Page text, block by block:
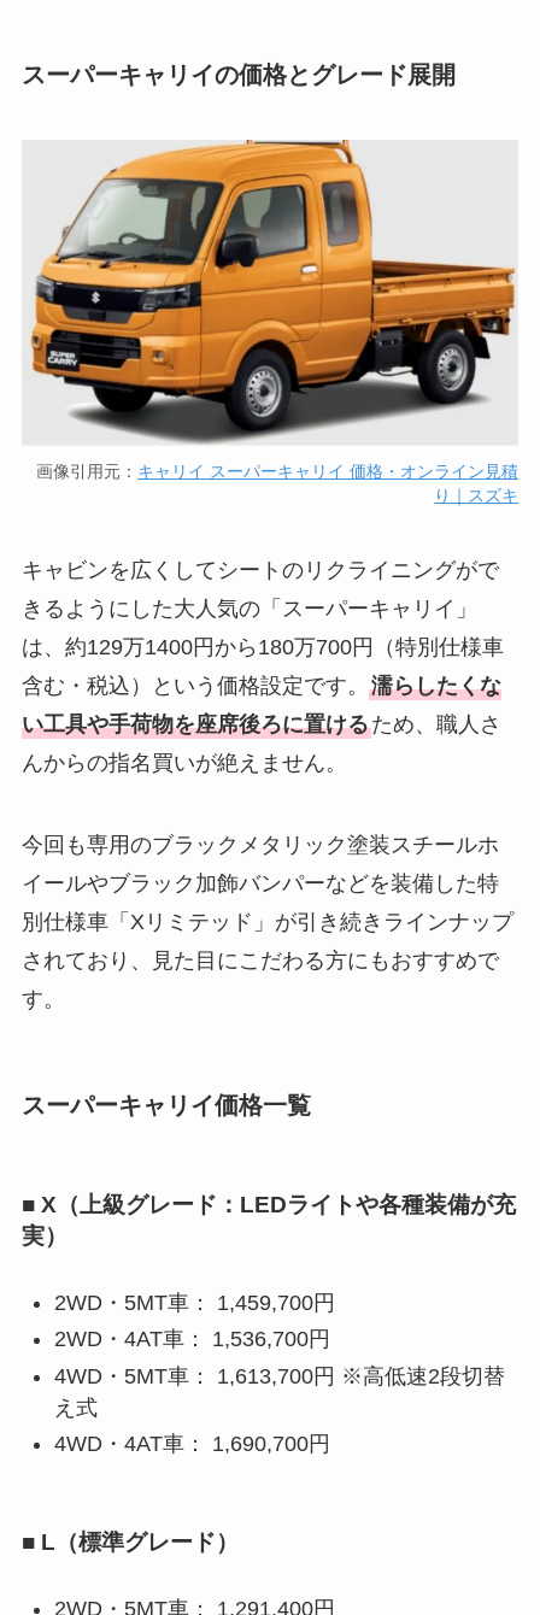
スーパーキャリイの価格とグレード展開
画像引用元： キャリイ スーパーキャリイ 価格・オンライン見積
り｜スズキ
キャビンを広くしてシートのリクライニングがで
きるようにした大人気の「スーパーキャリイ」
は、約129万1400円から180万700円（特別仕様車
含む・税込）という価格設定です。 濡らしたくな
い工具や手荷物を座席後ろに置けるため、職人さ
んからの指名買いが絶えません。
今回も専用のブラックメタリック塗装スチールホ
イールやブラック加飾バンパーなどを装備した特
別仕様車「Xリミテッド」が引き続きラインナップ
されており、見た目にこだわる方にもおすすめで
す。
スーパーキャリイ価格一覧
■ X（上級グレード：LEDライトや各種装備が充
実）
2WD・5MT車： 1,459,700円
2WD・4AT車： 1,536,700円
4WD・5MT車： 1,613,700円 ※高低速2段切替
え式
4WD・4AT車： 1,690,700円
■ L（標準グレード）
2WD・5MT車： 1,291,400円